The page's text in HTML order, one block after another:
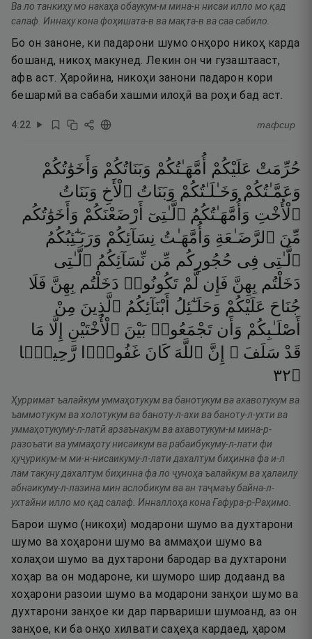
Ва ло танкиҳу мо накаҳа обаукум-м мина-н нисаи илло мо қад
салаф. Иннаҳу кона фоҳишата-в ва мақта-в ва саа сабило.
Бо он заноне, ки падарони шумо онҳоро никоҳ карда
бошанд, никоҳ макунед. Лекин он чи гузаштааст,
афв аст. Ҳаройина, никоҳи занони падарон кори
бешармӣ ва сабаби хашми илоҳӣ ва роҳи бад аст.
4:22 тафсир
حُرِّمَتْ عَلَيْكُمْ أُمَّهَـٰتُكُمْ وَبَنَاتُكُمْ وَأَخَوَٰتُكُمْ
وَعَمَّـٰتُكُمْ وَخَـٰلَـٰتُكُمْ وَبَنَاتُ ٱلْأَخِ وَبَنَاتُ
ٱلْأُخْتِ وَأُمَّهَـٰتُكُمُ ٱلَّـٰتِىٓ أَرْضَعْنَكُمْ وَأَخَوَٰتُكُم
مِّنَ ٱلرَّضَـٰعَةِ وَأُمَّهَـٰتُ نِسَآئِكُمْ وَرَبَـٰٓئِبُكُمُ
ٱلَّـٰتِى فِى حُجُورِكُم مِّن نِّسَآئِكُمُ ٱلَّـٰتِى
دَخَلْتُم بِهِنَّ فَإِن لَّمْ تَكُونُوا۟ دَخَلْتُم بِهِنَّ فَلَا
جُنَاحَ عَلَيْكُمْ وَحَلَـٰٓئِلُ أَبْنَآئِكُمُ ٱلَّذِينَ مِنْ
أَصْلَـٰبِكُمْ وَأَن تَجْمَعُوا۟ بَيْنَ ٱلْأُخْتَيْنِ إِلَّا مَا
قَدْ سَلَفَ ۗ إِنَّ ٱللَّهَ كَانَ غَفُورًۭا رَّحِيمًۭا
۝٢٣
Ҳурримат ъалайкум уммаҳотукум ва банотукум ва ахавотукум ва
ъаммотукум ва холотукум ва баноту-л-ахи ва баноту-л-ухти ва
уммаҳотукуму-л-латӣ арзаънакум ва ахавотукум-м мина-р-
разоъати ва уммаҳоту нисаикум ва рабаибукуму-л-лати фи
ҳуҷурикум-м ми-н-нисаикуму-л-лати дахалтум биҳинна фа и-л
лам такуну дахалтум биҳинна фа ло ҷуноҳа ъалайкум ва ҳалаилу
абнаикуму-л-лазина мин аслобикум ва ан таҷмаъу байна-л-
ухтайни илло мо қад салаф. Инналлоҳа кона Ғафура-р-Раҳимо.
Барои шумо (никоҳи) модарони шумо ва духтарони
шумо ва хоҳарони шумо ва аммаҳои шумо ва
холаҳои шумо ва духтарони бародар ва духтарони
хоҳар ва он модароне, ки шуморо шир додаанд ва
хоҳарони разоии шумо ва модарони занҳои шумо ва
духтарони занҳое ки дар парвариши шумоанд, аз он
занҳое, ки ба онҳо хилвати саҳеҳа кардаед, ҳаром